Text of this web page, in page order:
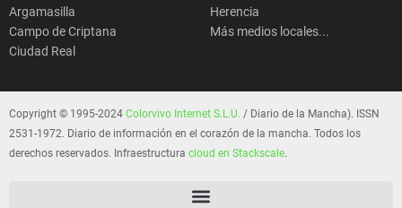
Argamasilla
Campo de Criptana
Ciudad Real
Herencia
Más medios locales...
Copyright © 1995-2024 Colorvivo Internet S.L.U. / Diario de la Mancha). ISSN
2531-1972. Diario de información en el corazón de la mancha. Todos los
derechos reservados. Infraestructura cloud en Stackscale.